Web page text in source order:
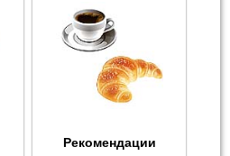
Рекомендации